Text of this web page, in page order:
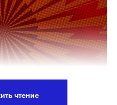
чтение